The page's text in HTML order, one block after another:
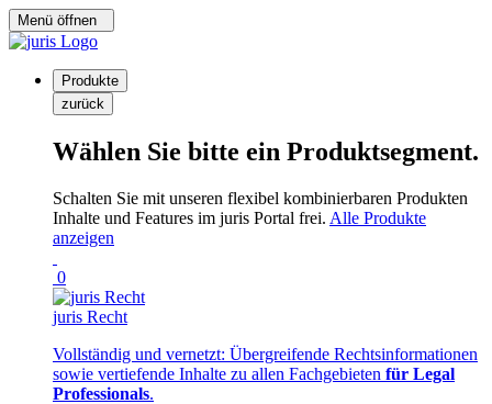
Menü öffnen
Produkte
zurück
Wählen Sie bitte ein Produktsegment.
Schalten Sie mit unseren flexibel kombinierbaren Produkten
Inhalte und Features im juris Portal frei. Alle Produkte
anzeigen
0
juris Recht
Vollständig und vernetzt: Übergreifende Rechtsinformationen
sowie vertiefende Inhalte zu allen Fachgebieten für Legal
Professionals.